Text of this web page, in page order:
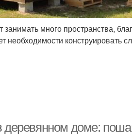
много пространства,
необходимости конструировать
доме: